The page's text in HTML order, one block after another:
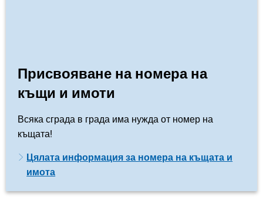
Присвояване на номера на
къщи и имоти
Всяка сграда в града има нужда от номер на
къщата!
Цялата информация за номера на къщата и
имота